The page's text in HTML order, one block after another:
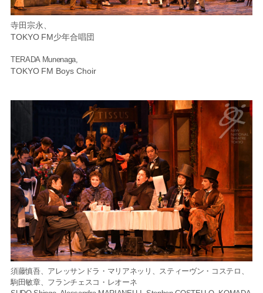
寺田宗永、
TOKYO FM少年合唱団
TERADA Munenaga,
TOKYO FM Boys Choir
須藤慎吾、アレッサンドラ・マリアネッリ、スティーヴン・コステロ、
駒田敏章、フランチェスコ・レオーネ